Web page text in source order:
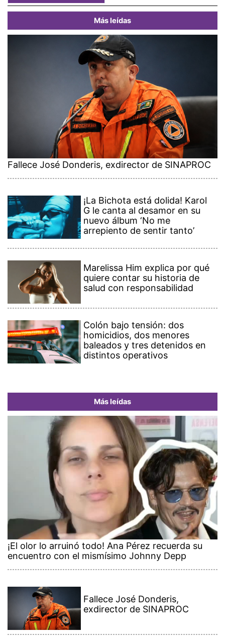
Más leídas
Fallece José Donderis, exdirector de SINAPROC
¡La Bichota está dolida! Karol
G le canta al desamor en su
nuevo álbum ‘No me
arrepiento de sentir tanto’
Marelissa Him explica por qué
quiere contar su historia de
salud con responsabilidad
Colón bajo tensión: dos
homicidios, dos menores
baleados y tres detenidos en
distintos operativos
Más leídas
¡El olor lo arruinó todo! Ana Pérez recuerda su
encuentro con el mismísimo Johnny Depp
Fallece José Donderis,
exdirector de SINAPROC